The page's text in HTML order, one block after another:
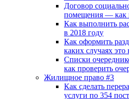
Договор
помещения — как
Как выполнить
в 2018 году
Как оформить
каких случаях
Списки
как проверить
Жилищное право #3
Как сделать
услуги по 354